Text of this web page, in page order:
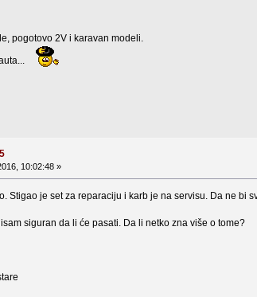
pogotovo 2V i karavan modeli.
10:02:48 »
Stigao je set za reparaciju i karb je na servisu. Da ne bi
siguran da li će pasati. Da li netko zna više o tome?